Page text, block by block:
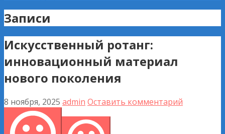
Записи
Искусственный ротанг:
инновационный материал
нового поколения
8 ноября, 2025 admin Оставить комментарий